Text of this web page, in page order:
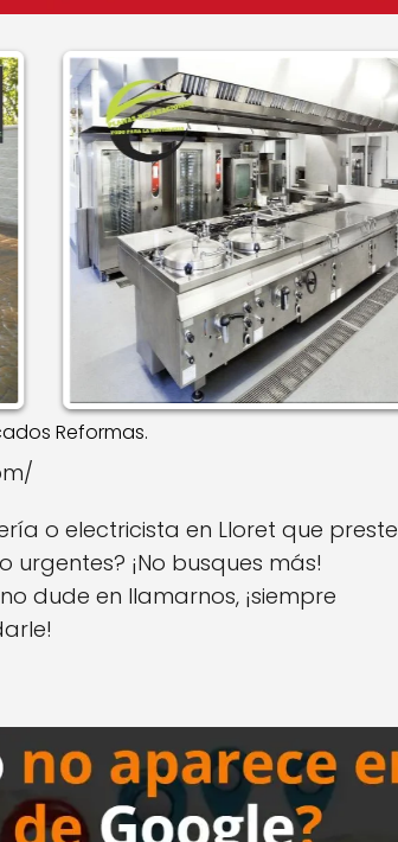
Reformas.
o electricista en Lloret que preste
¡No busques más!
dude en llamarnos, ¡siempre